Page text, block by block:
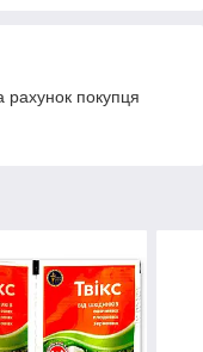
рахунок покупця